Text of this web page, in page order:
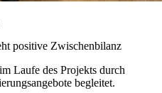
positive Zwischenbilanz
Laufe des Projekts durch
begleitet.